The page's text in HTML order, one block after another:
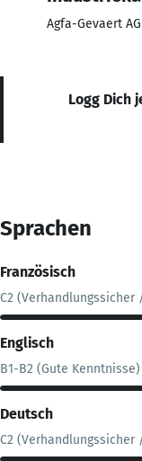
Agfa-Gevaert AG
Logg Dich
Sprachen
Französisch
C2
Englisch
B1-B2 (Gute Kenntnisse)
Deutsch
C2